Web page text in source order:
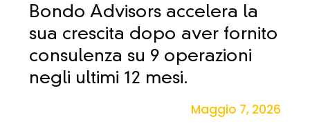
Bondo Advisors accelera la
sua crescita dopo aver fornito
consulenza su 9 operazioni
negli ultimi 12 mesi.
Maggio 7, 2026